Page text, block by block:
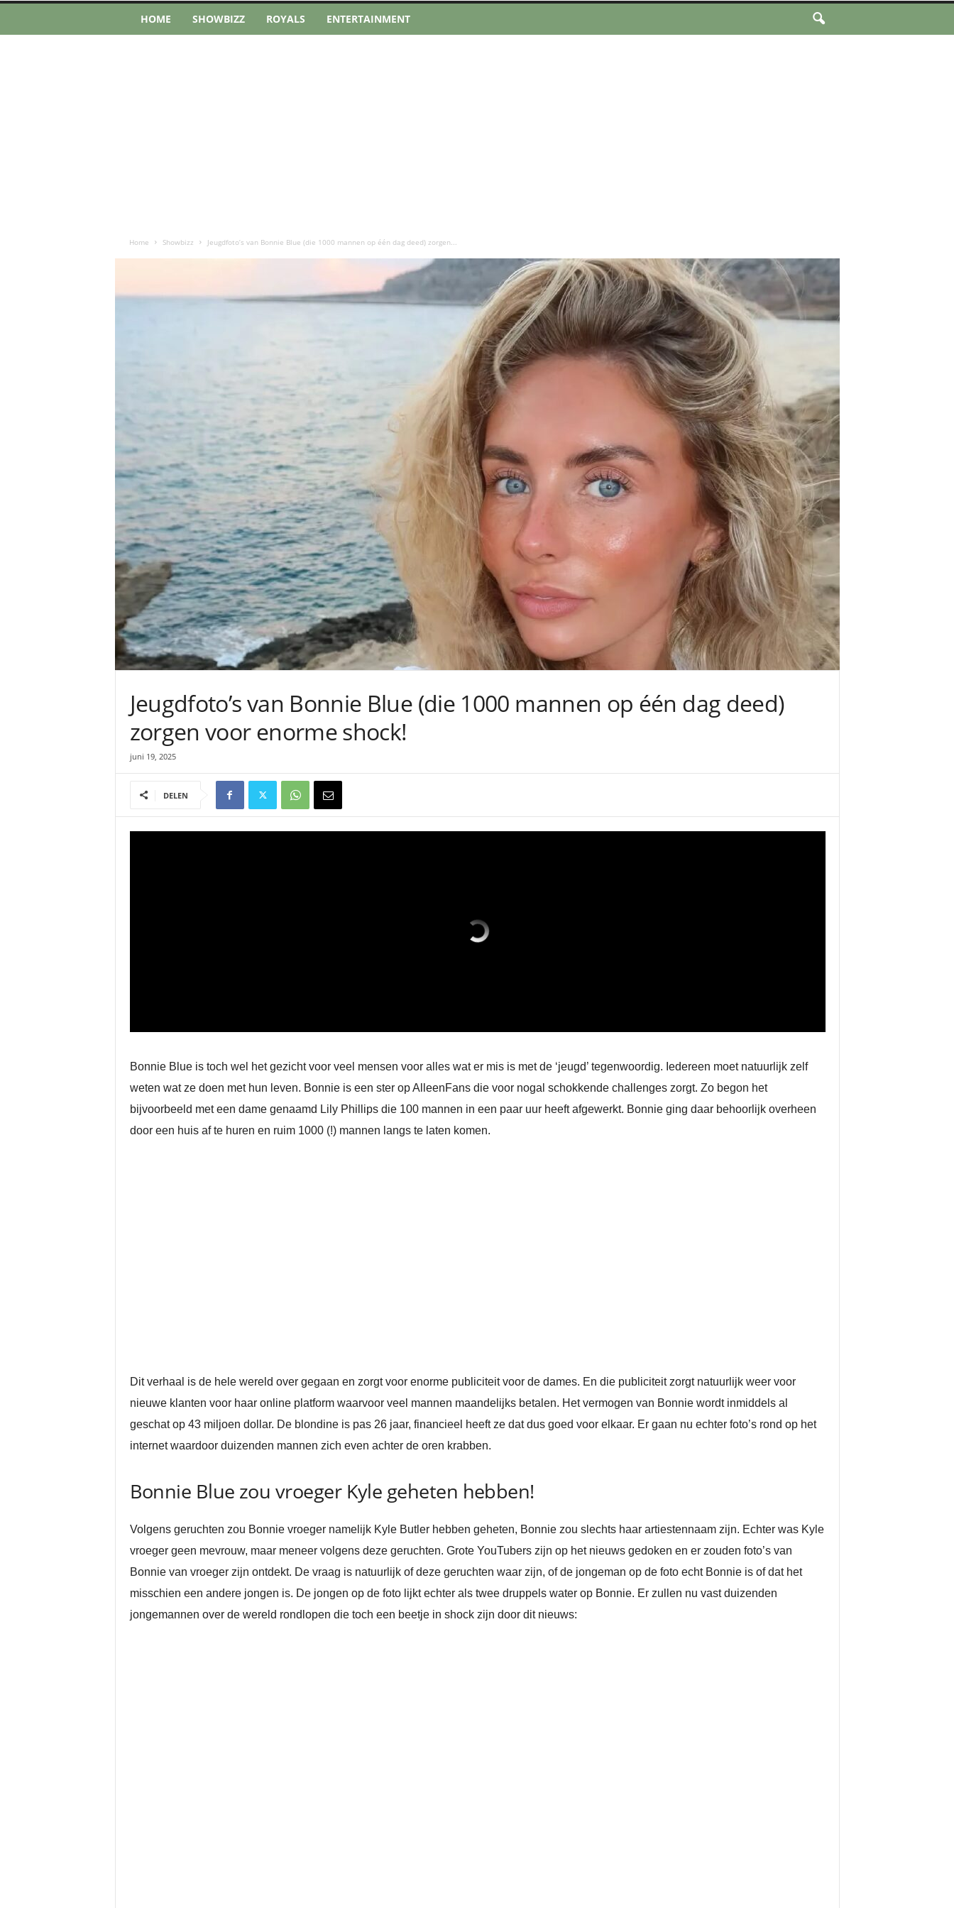
HOME SHOWBIZZ ROYALS ENTERTAINMENT
Home Showbizz Jeugdfoto’s van Bonnie Blue (die 1000 mannen op één dag deed) zorgen...
Jeugdfoto’s van Bonnie Blue (die 1000 mannen op één dag deed)
zorgen voor enorme shock!
juni 19, 2025
DELEN
Bonnie Blue is toch wel het gezicht voor veel mensen voor alles wat er mis is met de ‘jeugd’ tegenwoordig. Iedereen moet natuurlijk zelf
weten wat ze doen met hun leven. Bonnie is een ster op AlleenFans die voor nogal schokkende challenges zorgt. Zo begon het
bijvoorbeeld met een dame genaamd Lily Phillips die 100 mannen in een paar uur heeft afgewerkt. Bonnie ging daar behoorlijk overheen
door een huis af te huren en ruim 1000 (!) mannen langs te laten komen.
Dit verhaal is de hele wereld over gegaan en zorgt voor enorme publiciteit voor de dames. En die publiciteit zorgt natuurlijk weer voor
nieuwe klanten voor haar online platform waarvoor veel mannen maandelijks betalen. Het vermogen van Bonnie wordt inmiddels al
geschat op 43 miljoen dollar. De blondine is pas 26 jaar, financieel heeft ze dat dus goed voor elkaar. Er gaan nu echter foto’s rond op het
internet waardoor duizenden mannen zich even achter de oren krabben.
Bonnie Blue zou vroeger Kyle geheten hebben!
Volgens geruchten zou Bonnie vroeger namelijk Kyle Butler hebben geheten, Bonnie zou slechts haar artiestennaam zijn. Echter was Kyle
vroeger geen mevrouw, maar meneer volgens deze geruchten. Grote YouTubers zijn op het nieuws gedoken en er zouden foto’s van
Bonnie van vroeger zijn ontdekt. De vraag is natuurlijk of deze geruchten waar zijn, of de jongeman op de foto echt Bonnie is of dat het
misschien een andere jongen is. De jongen op de foto lijkt echter als twee druppels water op Bonnie. Er zullen nu vast duizenden
jongemannen over de wereld rondlopen die toch een beetje in shock zijn door dit nieuws: